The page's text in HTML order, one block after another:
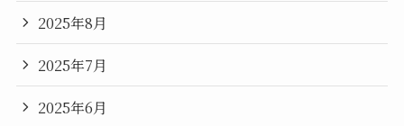
2025年8月
2025年7月
2025年6月